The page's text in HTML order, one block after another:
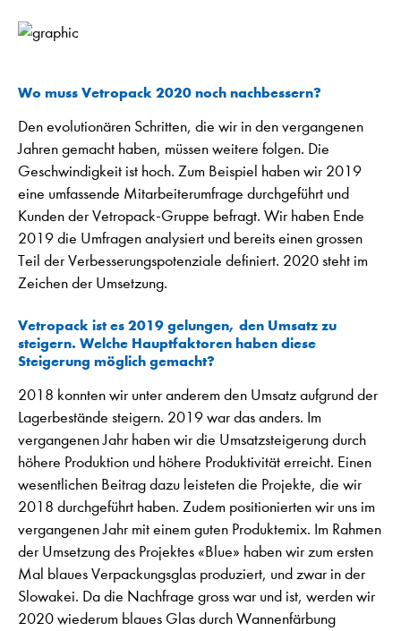
Wo muss Vetropack 2020 noch nachbessern?
Den evolutionären Schritten, die wir in den vergangenen
Jahren gemacht haben, müssen weitere folgen. Die
Geschwindigkeit ist hoch. Zum Beispiel haben wir 2019
eine umfassende Mitarbeiterumfrage durchgeführt und
Kunden der Vetropack-Gruppe befragt. Wir haben Ende
2019 die Umfragen analysiert und bereits einen grossen
Teil der Verbesserungspotenziale definiert. 2020 steht im
Zeichen der Umsetzung.
Vetropack ist es 2019 gelungen, den Umsatz zu
steigern. Welche Hauptfaktoren haben diese
Steigerung möglich gemacht?
2018 konnten wir unter anderem den Umsatz aufgrund der
Lagerbestände steigern. 2019 war das anders. Im
vergangenen Jahr haben wir die Umsatzsteigerung durch
höhere Produktion und höhere Produktivität erreicht. Einen
wesentlichen Beitrag dazu leisteten die Projekte, die wir
2018 durchgeführt haben. Zudem positionierten wir uns im
vergangenen Jahr mit einem guten Produktemix. Im Rahmen
der Umsetzung des Projektes «Blue» haben wir zum ersten
Mal blaues Verpackungsglas produziert, und zwar in der
Slowakei. Da die Nachfrage gross war und ist, werden wir
2020 wiederum blaues Glas durch Wannenfärbung